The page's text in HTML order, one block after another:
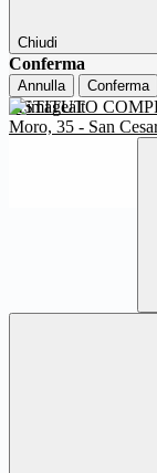
Chiudi
Conferma
Annulla Conferma
ISTITUTO
Moro, 35 - San